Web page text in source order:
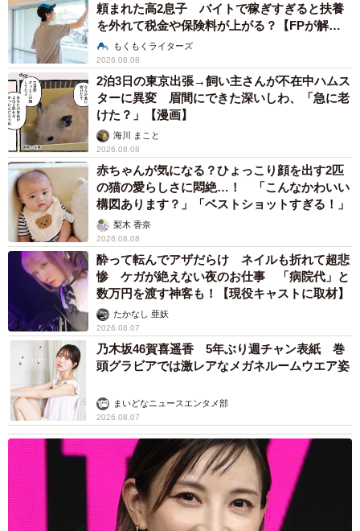
頼まれた高2息子 バイトで稼ぎすぎると扶養
を外れて税金や保険料が上がる？【FPが解
説】もくもくライターズ
2026.08.08
2泊3日の東京出張→飼い主さんが不在中ハムス
ターに異変 眉間にできた深いしわ、「急に老
けた？」【漫画】
海川 まこと
2026.08.08
赤ちゃんが気になる？ひょっこり顔を出す2匹
の猫の愛らしさに悶絶…！ 「こんなかわいい
構図あります？」「ベストショットすぎる！」
梨木 香奈
2026.08.08
酔って転んでアザだらけ ネイルも折れて超悲
惨 ケガが絶えない夜のお仕事 「病院代」と
数万円を渡す神客も！【現役キャストに取材】
たかなし 亜妖
2026.08.07
乃木坂46賀喜遥香 5年ぶり週チャン表紙 巻
頭グラビアでは激レアなメガネルームウエア姿
まいどなニュースエンタメ部
2026.08.07